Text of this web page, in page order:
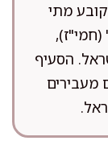
מתי
הסעיף
מעבירים